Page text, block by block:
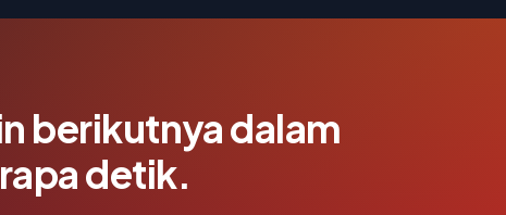
berikutnya dalam
detik.